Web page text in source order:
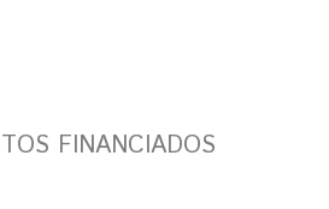
FINANCIADOS